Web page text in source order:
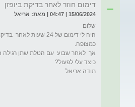
דימום חוזר לאחר בדיקת ביופזן
15/06/2024 | 04:47 | מאת: אריאל
היה לי דימום של 24 שעות